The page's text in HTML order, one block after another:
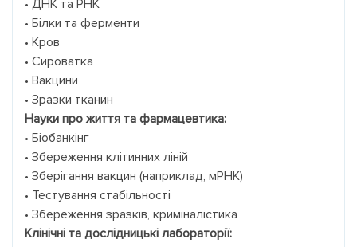
• ДНК та РНК
• Білки та ферменти
• Кров
• Сироватка
• Вакцини
• Зразки тканин
Науки про життя та фармацевтика:
• Біобанкінг
• Збереження клітинних ліній
• Зберігання вакцин (наприклад, мРНК)
• Тестування стабільності
• Збереження зразків, криміналістика
Клінічні та дослідницькі лабораторії: